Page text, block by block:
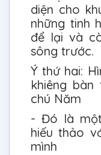
diện cho
những tinh
để lại và
sông trước.
Ý thứ hai:
khiêng
chú Năm
- Đó là
hiếu thảo
mình